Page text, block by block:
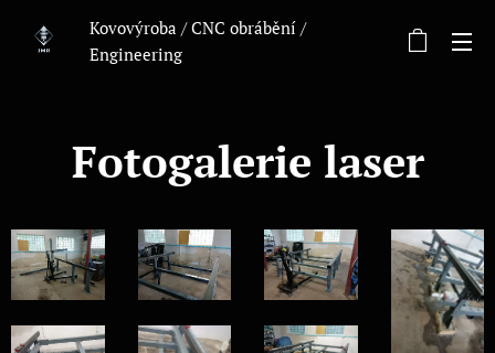
Kovovýroba / CNC obrábění /
Engineering
Fotogalerie laser